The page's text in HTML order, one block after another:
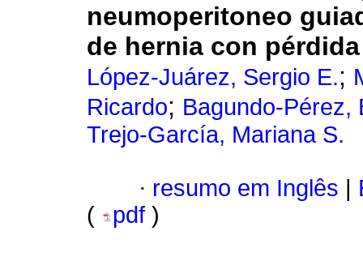
neumoperitoneo
de hernia con
López-Juárez, Sergio E.;
Ricardo; Bagundo-Pérez,
Trejo-García, Mariana S.
· resumo em Inglês
(
pdf )